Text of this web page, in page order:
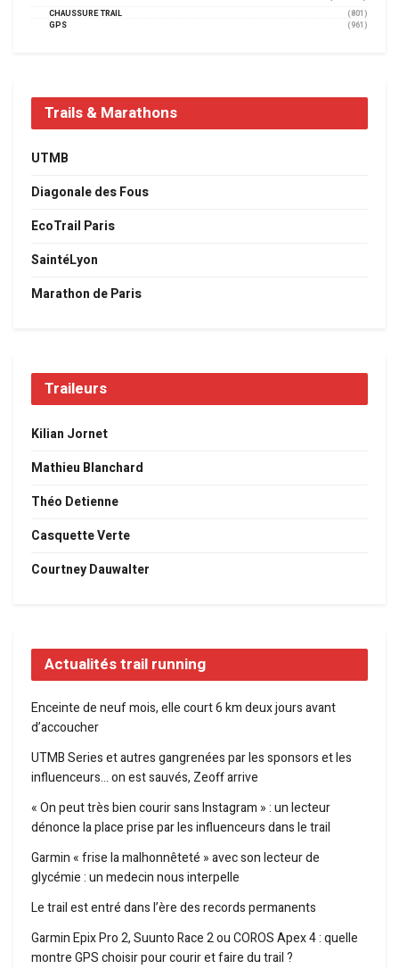
CHAUSSURE TRAIL
(801)
GPS
(961)
Trails & Marathons
UTMB
Diagonale des Fous
EcoTrail Paris
SaintéLyon
Marathon de Paris
Traileurs
Kilian Jornet
Mathieu Blanchard
Théo Detienne
Casquette Verte
Courtney Dauwalter
Actualités trail running
Enceinte de neuf mois, elle court 6 km deux jours avant
d’accoucher
UTMB Series et autres gangrenées par les sponsors et les
influenceurs… on est sauvés, Zeoff arrive
« On peut très bien courir sans Instagram » : un lecteur
dénonce la place prise par les influenceurs dans le trail
Garmin « frise la malhonnêteté » avec son lecteur de
glycémie : un medecin nous interpelle
Le trail est entré dans l’ère des records permanents
Garmin Epix Pro 2, Suunto Race 2 ou COROS Apex 4 : quelle
montre GPS choisir pour courir et faire du trail ?